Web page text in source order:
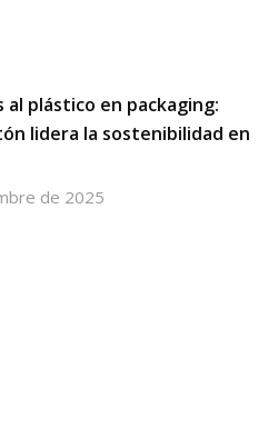
plástico en packaging:
lidera la sostenibilidad en
de 2025